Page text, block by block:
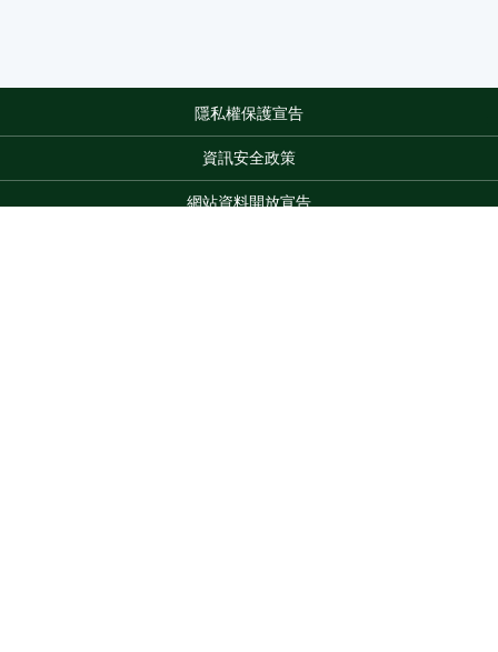
隱私權保護宣告
資訊安全政策
網站資料開放宣告